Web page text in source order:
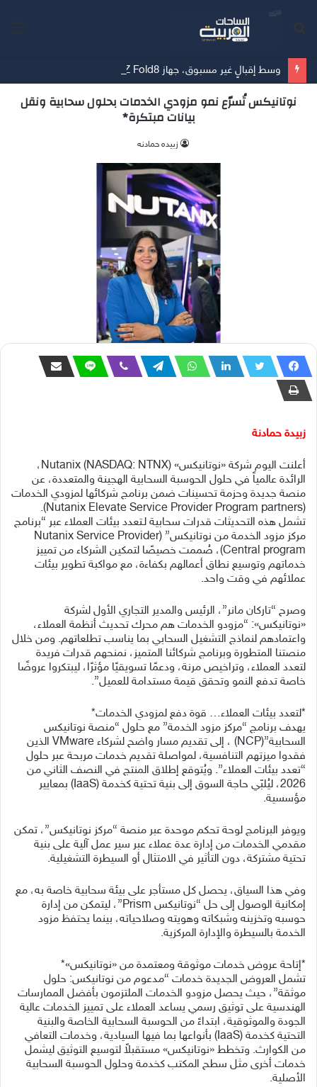
نوتانيكس تُسرّع نمو مزودي الخدمات بحلول سحابية ونقل
بيانات مبتكرة*
زبيده حمادنه
زبيدة حمادنة
أعلنت اليوم شركة «نوتانيكس» Nutanix (NASDAQ: NTNX)،
الرائدة عالمياً في حلول الحوسبة السحابية الهجينة والمتعددة، عن
منصة جديدة وحزمة تحسينات ضمن برنامج شركائها لمزودي الخدمات
(Nutanix Elevate Service Provider Program partners).
تشمل هذه التحديثات قدرات سحابية لـتعدد بيئات العملاء عبر “برنامج
مركز مزود الخدمة من نوتانيكس” (Nutanix Service Provider
Central program)، صُممت خصيصًا لتمكين الشركاء من تمييز
خدماتهم وتوسيع نطاق أعمالهم بكفاءة، مع مواكبة تطوير بيئات
عملائهم في وقت واحد.
وصرح “تاركان مانر”، الرئيس والمدير التجاري الأول لشركة
«نوتانيكس»: “مزودو الخدمات هم محرك تحديث أنظمة العملاء،
واعتمادهم لنماذج التشغيل السحابي بما يناسب تطلعاتهم. ومن خلال
منصتنا المتطورة وبرنامج شركائنا المتميز، نمنحهم قدرات فريدة
لتعدد العملاء، وتراخيص مرنة، ودعمًا تسويقيًا مؤثرًا، ليبتكروا عروضًا
خاصة تدفع النمو وتحقق قيمة مستدامة للعميل”.
*لتعدد بيئات العملاء… قوة دفع لمزودي الخدمات*
يهدف برنامج “مركز مزود الخدمة” مع حلول “منصة نوتانيكس
السحابية”(NCP) ، إلى تقديم مسار واضح لشركاء VMware الذين
فقدوا ميزتهم التنافسية، لمواصلة تقديم خدمات مربحة عبر حلول
“تعدد بيئات العملاء”. ويُتوقع إطلاق المنتج في النصف الثاني من
2026، ليُلبّي حاجة السوق إلى بنية تحتية كخدمة (IaaS) بمعايير
مؤسسية.
ويوفر البرنامج لوحة تحكم موحدة عبر منصة “مركز نوتانيكس”، تمكن
مقدمي الخدمات من إدارة عدة عملاء عبر سير عمل آلية على بنية
تحتية مشتركة، دون التأثير في الامتثال أو السيطرة التشغيلية.
وفي هذا السياق، يحصل كل مستأجر على بيئة سحابية خاصة به، مع
إمكانية الوصول إلى حل “نوتانيكس Prism”، ليتمكن من إدارة
حوسبه وتخزينه وشبكاته وهويته وصلاحياته، بينما يحتفظ مزود
الخدمة بالسيطرة والإدارة المركزية.
*إتاحة عروض خدمات موثوقة ومعتمدة من «نوتانيكس»*
تشمل العروض الجديدة خدمات “مدعوم من نوتانيكس: حلول
موثقة”، حيث يحصل مزودو الخدمات الملتزمون بأفضل الممارسات
الهندسية على توثيق رسمي يساعد العملاء على تمييز الخدمات عالية
الجودة والموثوقية، ابتداءً من الحوسبة السحابية الخاصة والبنية
التحتية كخدمة (IaaS) بأنواعها بما فيها السيادية، وخدمات التعافي
من الكوارث. وتخطط «نوتانيكس» مستقبلاً لتوسيع التوثيق ليشمل
خدمات أخرى مثل سطح المكتب كخدمة وحلول الحوسبة السحابية
الأصلية.